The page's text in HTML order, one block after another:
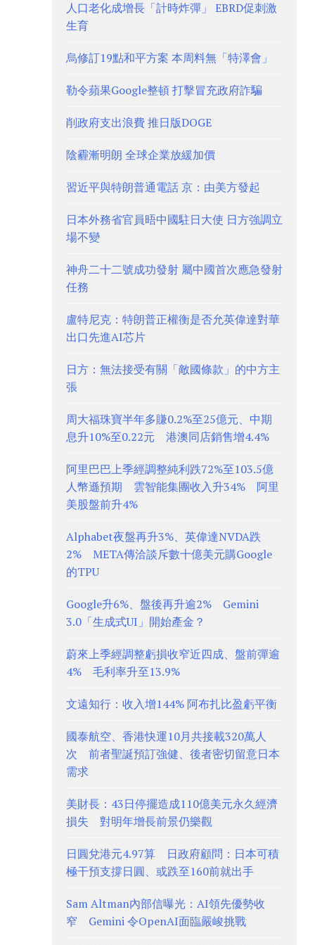
人口老化成增長「計時炸彈」 EBRD促刺激
生育
烏修訂19點和平方案 本周料無「特澤會」
勒令蘋果Google整頓 打擊冒充政府詐騙
削政府支出浪費 推日版DOGE
陰霾漸明朗 全球企業放緩加價
習近平與特朗普通電話 京：由美方發起
日本外務省官員晤中國駐日大使 日方強調立
場不變
神舟二十二號成功發射 屬中國首次應急發射
任務
盧特尼克：特朗普正權衡是否允英偉達對華
出口先進AI芯片
日方：無法接受有關「敵國條款」的中方主
張
周大福珠寶半年多賺0.2%至25億元、中期
息升10%至0.22元 港澳同店銷售增4.4%
阿里巴巴上季經調整純利跌72%至103.5億
人幣遜預期 雲智能集團收入升34% 阿里
美股盤前升4%
Alphabet夜盤再升3%、英偉達NVDA跌
2% META傳洽談斥數十億美元購Google
的TPU
Google升6%、盤後再升逾2% Gemini
3.0「生成式UI」開始產金？
蔚來上季經調整虧損收窄近四成、盤前彈逾
4% 毛利率升至13.9%
文遠知行：收入增144% 阿布扎比盈虧平衡
國泰航空、香港快運10月共接載320萬人
次 前者聖誕預訂強健、後者密切留意日本
需求
美財長：43日停擺造成110億美元永久經濟
損失 對明年增長前景仍樂觀
日圓兌港元4.97算 日政府顧問：日本可積
極干預支撐日圓、或跌至160前就出手
Sam Altman內部信曝光：AI領先優勢收
窄 Gemini 令OpenAI面臨嚴峻挑戰